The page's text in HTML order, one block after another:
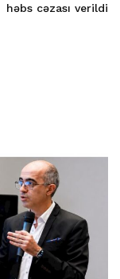
həbs cəzası verildi